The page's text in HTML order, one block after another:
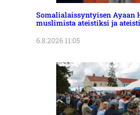
Somalialaissyntyisen Ayaan
muslimista ateistiksi ja
6.8.2026 11:05